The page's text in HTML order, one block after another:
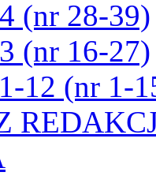
(nr 28-39)
(nr 16-27)
12 (nr 1-